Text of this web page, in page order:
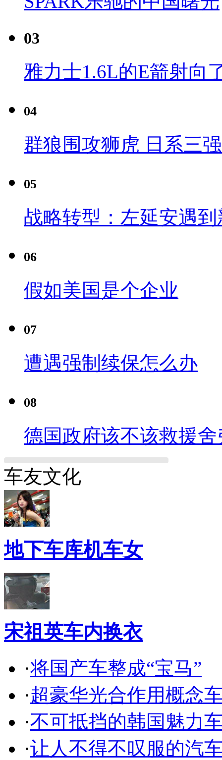
03
雅力士1.6L的E箭射向
04
群狼围攻狮虎 日系三
05
战略转型：左延安遇
06
假如美国是个企业
07
遭遇强制续保怎么办
08
德国政府该不该救援舍
车友文化
地下车库机车女
宋祖英车内换衣
·将国产车整成“宝马”
·超豪华光合作用概念
·不可抵挡的韩国魅力
·让人不得不叹服的汽